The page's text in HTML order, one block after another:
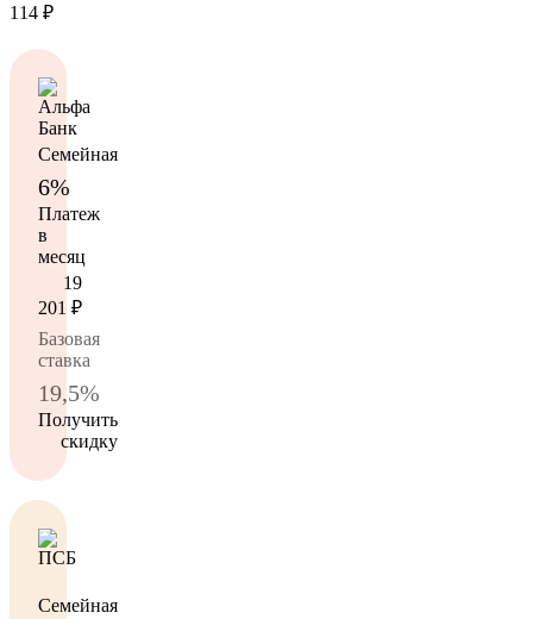
114 ₽
Семейная
6%
Платеж
в
месяц
19
201 ₽
Базовая
ставка
19,5%
Получить
скидку
Семейная